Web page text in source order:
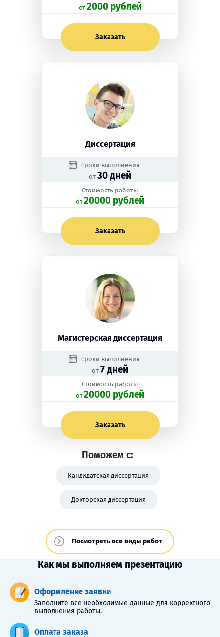
oт 2000 рублей
Заказать
Диссертация
Сроки выполнения
от 30 дней
Стоимость работы
oт 20000 рублей
Заказать
Магистерская диссертация
Сроки выполнения
от 7 дней
Стоимость работы
oт 20000 рублей
Заказать
Поможем с:
Кандидатская диссертация
Докторская диссертация
Посмотреть все виды работ
Как мы выполняем презентацию
Оформление заявки
Заполните все необходимые данные для корректного
выполнения работы.
Оплата заказа